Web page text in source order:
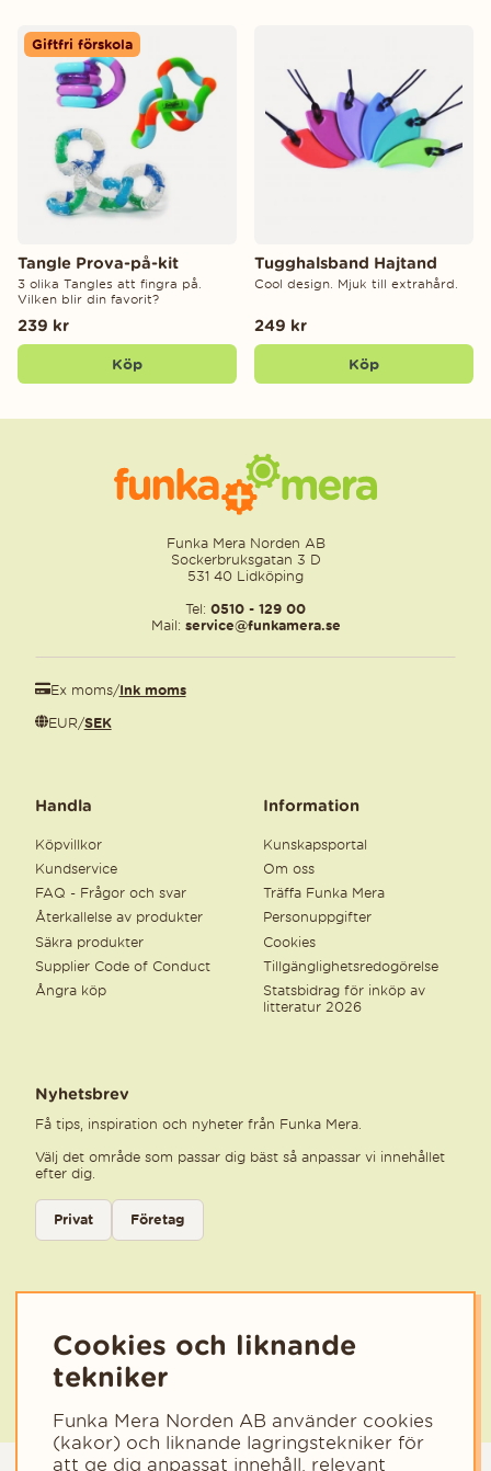
Giftfri förskola
Tangle Prova-på-kit
3 olika Tangles att fingra på.
Vilken blir din favorit?
239 kr
Köp
Tugghalsband Hajtand
Cool design. Mjuk till extrahård.
249 kr
Köp
Funka Mera Norden AB
Sockerbruksgatan 3 D
531 40 Lidköping
Tel: 0510 - 129 00
Mail: service@funkamera.se
Ex moms/Ink moms
EUR/SEK
Handla
Köpvillkor
Kundservice
FAQ - Frågor och svar
Återkallelse av produkter
Säkra produkter
Supplier Code of Conduct
Ångra köp
Information
Kunskapsportal
Om oss
Träffa Funka Mera
Personuppgifter
Cookies
Tillgänglighetsredogörelse
Statsbidrag för inköp av
litteratur 2026
Nyhetsbrev
Få tips, inspiration och nyheter från Funka Mera.
Välj det område som passar dig bäst så anpassar vi innehållet
efter dig.
Välj kategori för nyhetsbrev
Privat
Företag
Cookies och liknande
tekniker
Funka Mera Norden AB använder cookies
(kakor) och liknande lagringstekniker för
att ge dig anpassat innehåll, relevant